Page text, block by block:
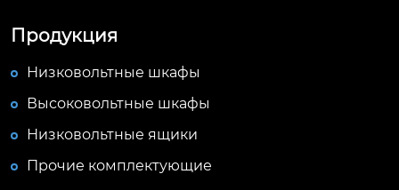
Продукция
Низковольтные шкафы
Высоковольтные шкафы
Низковольтные ящики
Прочие комплектующие